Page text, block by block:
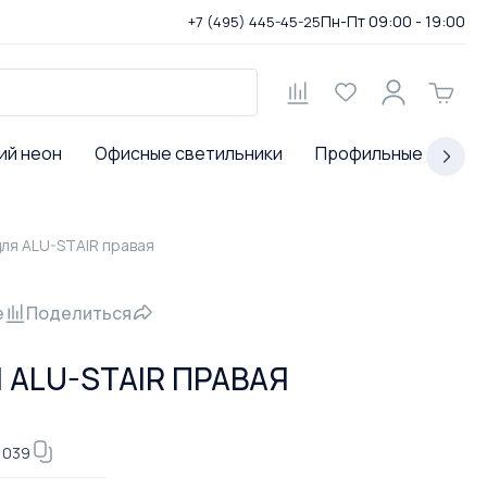
+7 (495) 445-45-25Пн-Пт 09:00 - 19:00
неон Офисные светильники Профильные
ALU-STAIR правая
Поделиться
STAIR ПРАВАЯ